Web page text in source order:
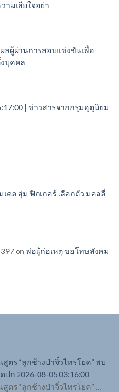
ามเสียใจอย่า
ลผู้ผ่านการสอบแข่งขันเพื่อ
บุคคล
| ข่าวสารจากกรุมอุตุนิยม
เดล สุ่ม ฟิกเกอร์ เลือกตัว มอลลี่
on พ่อผู้ก่อเหตุ ขอโทษสังคม
สูตร “ลูกช้างป่าจิ๋วไทรโยค” พบ
ปก 2026-08-05 03:16:00
สูตร “ลูกช้างป่าจิ๋วไทรโยค” …